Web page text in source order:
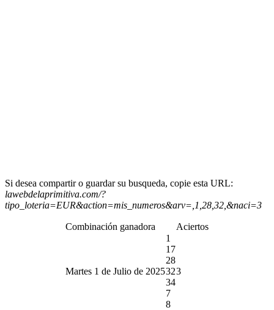
Si desea compartir o guardar su busqueda, copie esta URL:
lawebdelaprimitiva.com/?
tipo_loteria=EUR&action=mis_numeros&arv=,1,28,32,&naci=3
Combinación ganadora Aciertos
Martes 1 de Julio de 2025
1
17
28
32
34
7
8
3